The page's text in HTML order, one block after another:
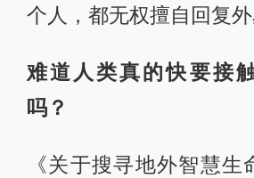
个人，都无权擅自回复外
难道人类真的快要接
吗？
《关于搜寻地外智慧生